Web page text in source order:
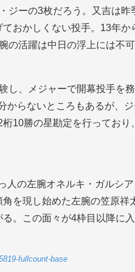
ジーの3枚だろう。又吉は昨
おかしくない投手。13年か
活躍は中日の浮上には不可
し、メジャーで開幕投手を
からないところもあるが、
10勝の星勘定を行っており
人の左腕オネルキ・ガルシ
を現し始めた左腕の笠原祥
。この面々が4枠目以降に
fullcount-base